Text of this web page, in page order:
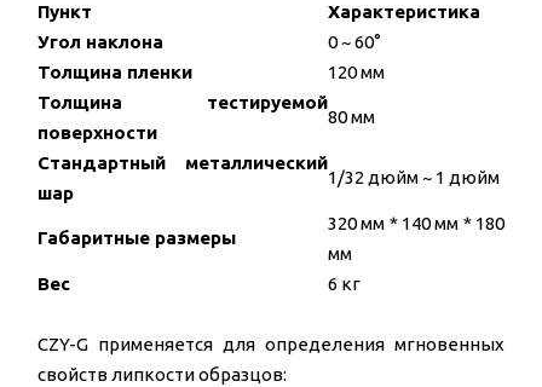
Пункт
Характеристика
Угол наклона
0 ~ 60°
Толщина пленки
120 мм
Толщина тестируемой
поверхности
80 мм
Стандартный металлический
шар
1/32 дюйм ~ 1 дюйм
Габаритные размеры
320 мм * 140 мм * 180
мм
Вес
6 кг
CZY-G применяется для определения мгновенных
свойств липкости образцов: